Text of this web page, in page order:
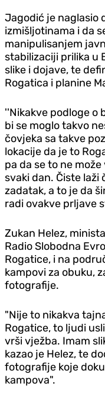
Jagodić je naglasio
izmišljotinama i da
manipulisanjem
stabilizaciji prilika u
slike i dojave, te
Rogatica i planine
''Nikakve podloge o
bi se moglo takvo
čovjeka sa takve
lokacije da je to
pa da se to ne
svaki dan. Čiste laži
zadatak, a to je da
radi ovakve prljave
Zukan Helez,
Radio Slobodna
Rogatice, i na
kampovi za obuku,
fotografije.
"Nije to nikakva
Rogatice, to ljudi
vrši vježba. Imam
kazao je Helez, te
fotografije koje
kampova".